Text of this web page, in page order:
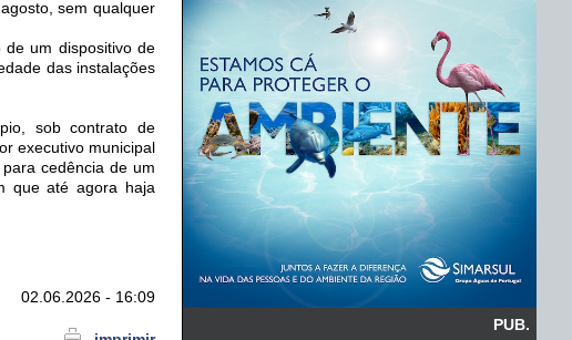
sem qualquer
de um dispositivo de
das instalações
sob contrato de
executivo municipal
cedência de um
que até agora haja
02.06.2026 - 16:09
PUB.